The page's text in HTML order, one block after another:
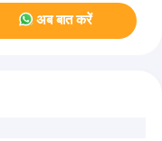
अब बात करें